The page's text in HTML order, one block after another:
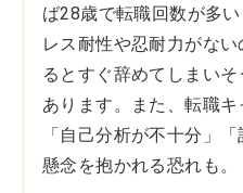
ば28歳で転職回数が多
レス耐性や忍耐力がな
るとすぐ辞めてしまい
あります。また、転職
「自己分析が不十分」
懸念を抱かれる恐れも。